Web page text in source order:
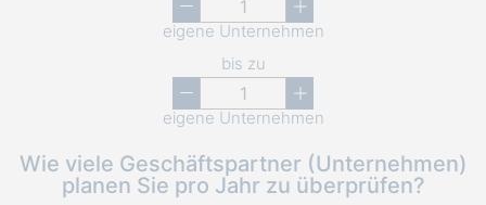
eigene Unternehmen
bis zu
eigene Unternehmen
Wie viele Geschäftspartner (Unternehmen)
planen Sie pro Jahr zu überprüfen?